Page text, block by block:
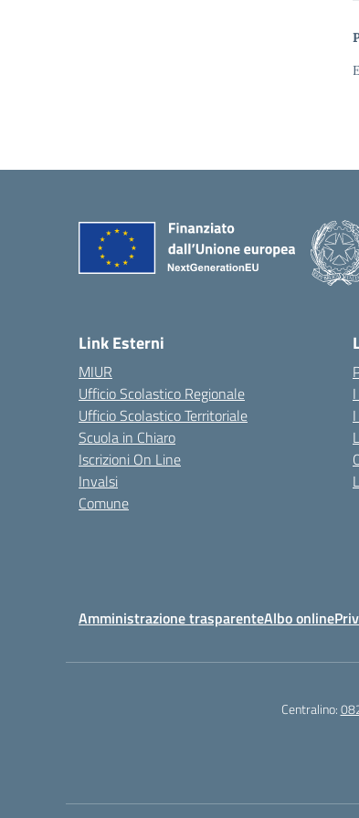
Link Esterni
MIUR
Ufficio Scolastico Regionale
Ufficio Scolastico Territoriale
Scuola in Chiaro
Iscrizioni On Line
Invalsi
Comune
Amministrazione trasparenteAlbo online
Centralino: